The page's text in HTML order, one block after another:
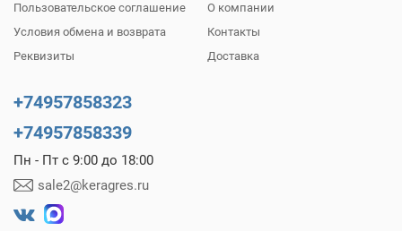
+74957858323
+74957858339
Пн - Пт с 9:00 до 18:00
sale2@keragres.ru
Пользовательское соглашение
Условия обмена и возврата
Реквизиты
О компании
Контакты
Доставка